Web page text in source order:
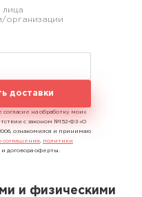
лица
организации
доставки
на обработку моих
с законом №152-ФЗ «О
ознакомился и принимаю
соглашения
политики
и договора оферты.
и физическими